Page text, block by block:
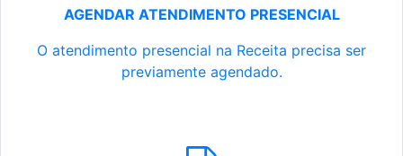
AGENDAR ATENDIMENTO PRESENCIAL
O atendimento presencial na Receita precisa ser
previamente agendado.